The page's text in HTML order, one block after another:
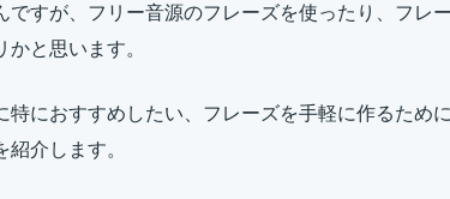
ですが、フリー音源のフレーズを使ったり、フレ
と思います。
特におすすめしたい、フレーズを手軽に作るため
介します。